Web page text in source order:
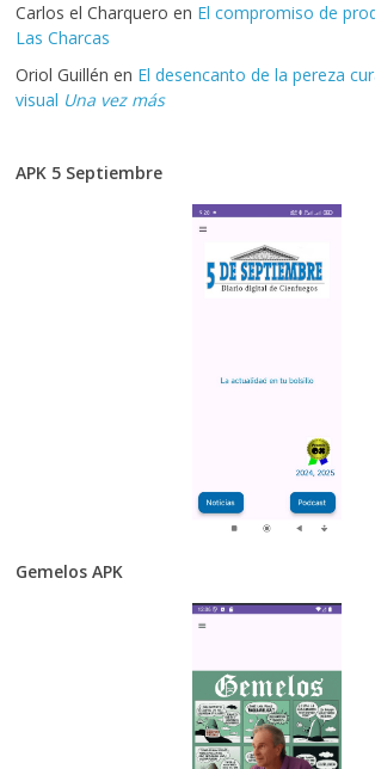
Carlos el Charquero en El compromiso de
Las Charcas
Oriol Guillén en El desencanto de la pereza
visual Una vez más
APK 5 Septiembre
Gemelos APK